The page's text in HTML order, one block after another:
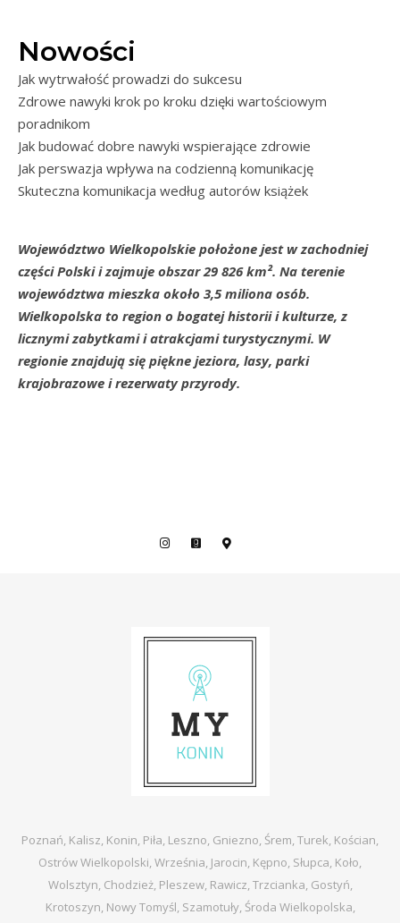
Nowości
Jak wytrwałość prowadzi do sukcesu
Zdrowe nawyki krok po kroku dzięki wartościowym
poradnikom
Jak budować dobre nawyki wspierające zdrowie
Jak perswazja wpływa na codzienną komunikację
Skuteczna komunikacja według autorów książek
Województwo Wielkopolskie położone jest w zachodniej
części Polski i zajmuje obszar 29 826 km². Na terenie
województwa mieszka około 3,5 miliona osób.
Wielkopolska to region o bogatej historii i kulturze, z
licznymi zabytkami i atrakcjami turystycznymi. W
regionie znajdują się piękne jeziora, lasy, parki
krajobrazowe i rezerwaty przyrody.
Poznań, Kalisz, Konin, Piła, Leszno, Gniezno, Śrem, Turek, Kościan,
Ostrów Wielkopolski, Września, Jarocin, Kępno, Słupca, Koło,
Wolsztyn, Chodzież, Pleszew, Rawicz, Trzcianka, Gostyń,
Krotoszyn, Nowy Tomyśl, Szamotuły, Środa Wielkopolska,